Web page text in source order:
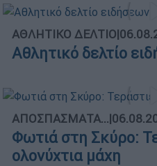
ΑΘΛΗΤΙΚΟ ΔΕΛΤΙΟ|
Αθλητικό δελτίο
ΑΠΟΣΠΑΣΜΑΤΑ...|
Φωτιά στη Σκύρο:
ολονύχτια μάχη